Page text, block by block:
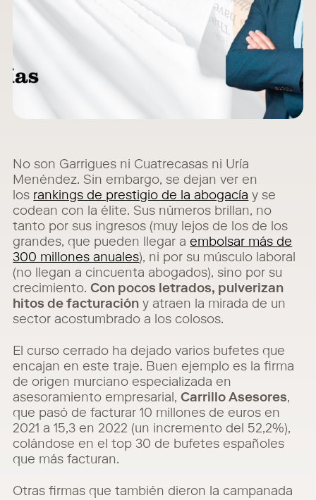
No son Garrigues ni Cuatrecasas ni Uría
Menéndez. Sin embargo, se dejan ver en
los rankings de prestigio de la abogacía y se
codean con la élite. Sus números brillan, no
tanto por sus ingresos (muy lejos de los de los
grandes, que pueden llegar aembolsar más de
300 millones anuales), ni por su músculo laboral
(no llegan a cincuenta abogados), sino por su
crecimiento.Con pocos letrados, pulverizan
hitos de facturación y atraen la mirada de un
sector acostumbrado a los colosos.
El curso cerrado ha dejado varios bufetes que
encajan en este traje. Buen ejemplo es la firma
de origen murciano especializada en
asesoramiento empresarial,Carrillo Asesores,
que pasó de facturar 10 millones de euros en
2021 a 15,3 en 2022 (un incremento del 52,2%),
colándose en el top 30 de bufetes españoles
que más facturan.
Otras firmas que también dieron la campanada